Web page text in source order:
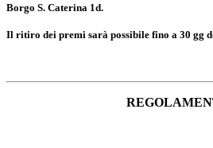
Borgo S. Caterina 1d.
Il ritiro dei premi sarà possibile fino a 30 gg